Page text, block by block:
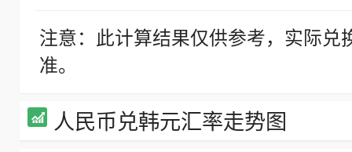
注意：此计算结果仅供参考，实际
准。
人民币兑韩元汇率走势图